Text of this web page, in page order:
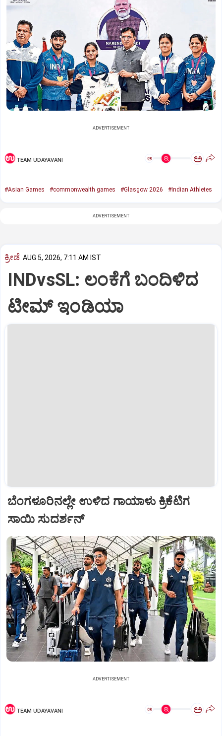
ADVERTISEMENT
TEAM UDAYAVANI ಅ ಅ
#Asian Games #commonwealth games #Glasgow 2026 #Indian Athletes
ADVERTISEMENT
ಕ್ರೀಡೆ AUG 5, 2026, 7:11 AM IST
INDvsSL: ಲಂಕೆಗೆ ಬಂದಿಳಿದ
ಟೀಮ್ ಇಂಡಿಯಾ
ಬೆಂಗಳೂರಿನಲ್ಲೇ ಉಳಿದ ಗಾಯಾಳು ಕ್ರಿಕೆಟಿಗ
ಸಾಯಿ ಸುದರ್ಶನ್
ADVERTISEMENT
TEAM UDAYAVANI ಅ ಅ